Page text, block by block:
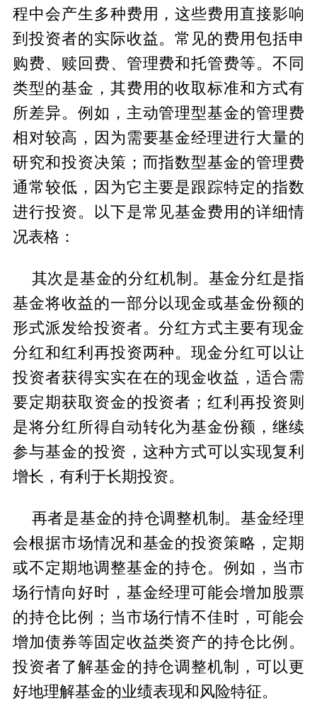
程中会产生多种费用，这些费用直接影响
到投资者的实际收益。常见的费用包括申
购费、赎回费、管理费和托管费等。不同
类型的基金，其费用的收取标准和方式有
所差异。例如，主动管理型基金的管理费
相对较高，因为需要基金经理进行大量的
研究和投资决策；而指数型基金的管理费
通常较低，因为它主要是跟踪特定的指数
进行投资。以下是常见基金费用的详细情
况表格：
其次是基金的分红机制。基金分红是指
基金将收益的一部分以现金或基金份额的
形式派发给投资者。分红方式主要有现金
分红和红利再投资两种。现金分红可以让
投资者获得实实在在的现金收益，适合需
要定期获取资金的投资者；红利再投资则
是将分红所得自动转化为基金份额，继续
参与基金的投资，这种方式可以实现复利
增长，有利于长期投资。
再者是基金的持仓调整机制。基金经理
会根据市场情况和基金的投资策略，定期
或不定期地调整基金的持仓。例如，当市
场行情向好时，基金经理可能会增加股票
的持仓比例；当市场行情不佳时，可能会
增加债券等固定收益类资产的持仓比例。
投资者了解基金的持仓调整机制，可以更
好地理解基金的业绩表现和风险特征。